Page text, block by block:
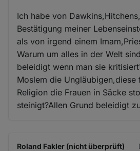
Ich habe von
Bestätigung meiner
als von irgend einem
Warum um alles in der Welt
beleidigt wenn man sie
Moslem die
Religion die Frauen in Säcke
steinigt?Allen Grund beleidigt
Roland Fakler (nicht überprüft)